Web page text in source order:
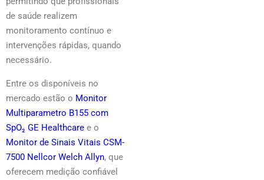
de saúde realizem
monitoramento contínuo e
intervenções rápidas, quando
necessário.
Entre os disponíveis no
mercado estão o Monitor
Multiparametro B155 com
SpO₂ GE Healthcare e o
Monitor de Sinais Vitais CSM-
7500 Nellcor Welch Allyn, que
oferecem medição confiável